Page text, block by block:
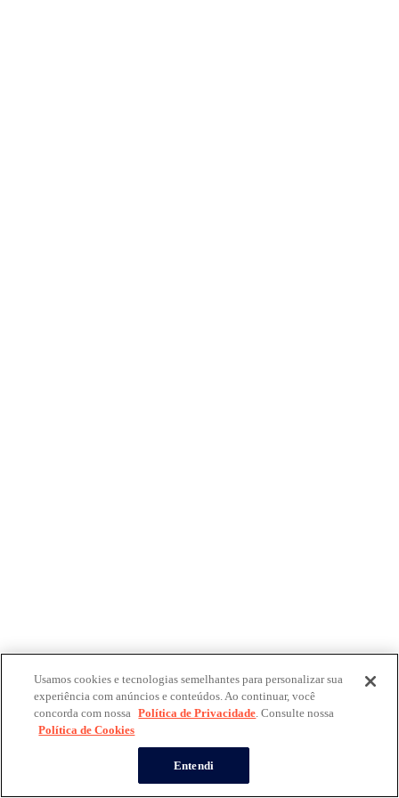
Usamos cookies e tecnologias semelhantes para personalizar sua
experiência com anúncios e conteúdos. Ao continuar, você
concorda com nossa Política de Privacidade. Consulte nossa
Política de Cookies
Entendi